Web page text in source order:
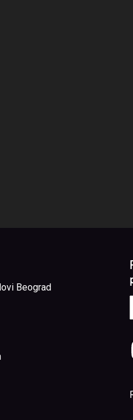
Beograd